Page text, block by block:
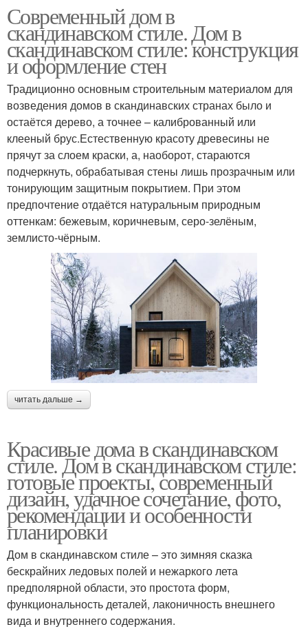
Современный дом в
скандинавском стиле. Дом в
скандинавском стиле: конструкция
и оформление стен
Традиционно основным строительным материалом для
возведения домов в скандинавских странах было и
остаётся дерево, а точнее – калиброванный или
клееный брус.Естественную красоту древесины не
прячут за слоем краски, а, наоборот, стараются
подчеркнуть, обрабатывая стены лишь прозрачным или
тонирующим защитным покрытием. При этом
предпочтение отдаётся натуральным природным
оттенкам: бежевым, коричневым, серо-зелёным,
землисто-чёрным.
читать дальше →
Красивые дома в скандинавском
стиле. Дом в скандинавском стиле:
готовые проекты, современный
дизайн, удачное сочетание, фото,
рекомендации и особенности
планировки
Дом в скандинавском стиле – это зимняя сказка
бескрайних ледовых полей и нежаркого лета
предполярной области, это простота форм,
функциональность деталей, лаконичность внешнего
вида и внутреннего содержания.